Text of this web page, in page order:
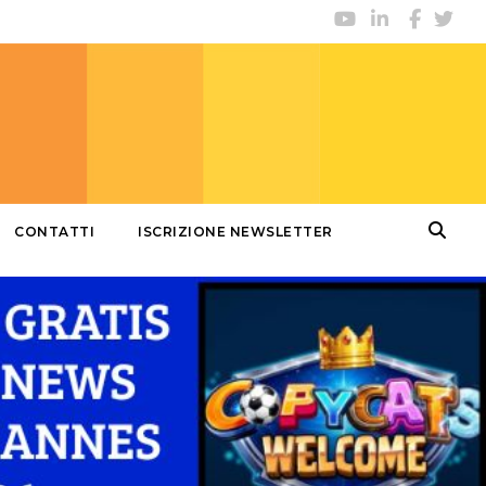
CONTATTI ISCRIZIONE NEWSLETTER